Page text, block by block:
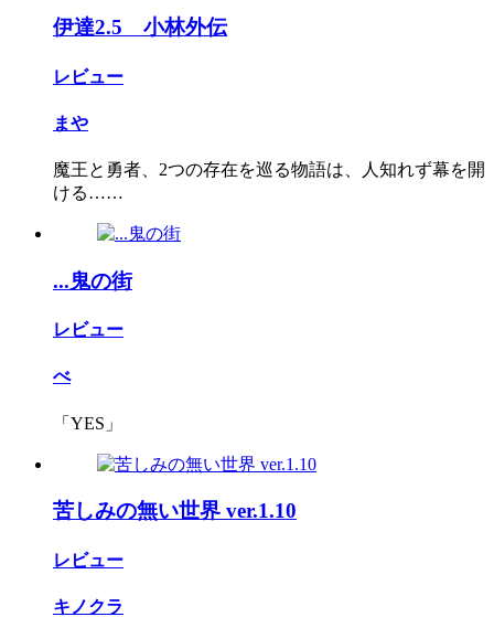
伊達2.5 小林外伝
レビュー
まや
魔王と勇者、2つの存在を巡る物語は、人知れず幕を開
ける……
...鬼の街
レビュー
べ
「YES」
苦しみの無い世界 ver.1.10
レビュー
キノクラ